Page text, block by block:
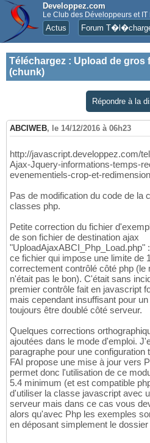
Developpez.com
Le Club des Développeurs et IT
Actus Forum
Téléchargez : Upload de gros
(chunk)
Répondre à la
ABCIWEB, le 14/12/2016 à 06h23
http://javascript.developpez.com/
Ajax-Jquery-informations-temps-
evenementiels-crop-et-
Pas de modification du code de la
classes php.
Petite correction du fichier
de son fichier de destination ajax
"UploadAjaxABCI_Php_Load.php"
ce fichier qui impose une limite de
correctement contrôlé côté php (le
n'était pas le bon). C'était sans
premier contrôle fait en javascript
mais cependant insuffisant pour
toujours être doublé côté serveur.
Quelques corrections
ajoutées dans le mode d'emploi.
paragraphe pour une
FAI propose une mise à jour vers
permet donc l'utilisation de ce
5.4 minimum (et est compatible
d'utiliser la classe javascript avec
serveur mais dans ce cas vous
alors qu'avec Php les exemples
en déposant simplement le